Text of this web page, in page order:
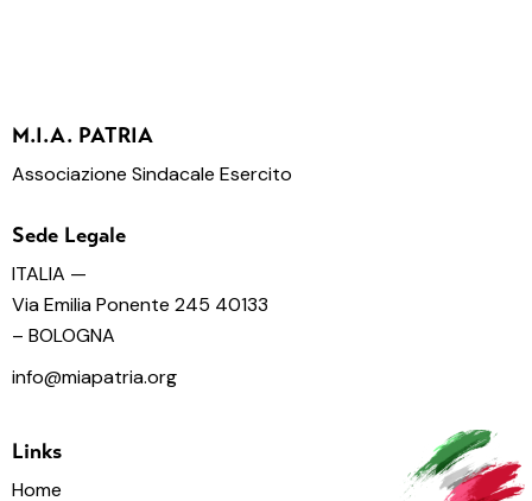
M.I.A. PATRIA
Associazione Sindacale Esercito
Sede Legale
ITALIA —
Via Emilia Ponente 245 40133
– BOLOGNA
info@miapatria.org
Links
Home